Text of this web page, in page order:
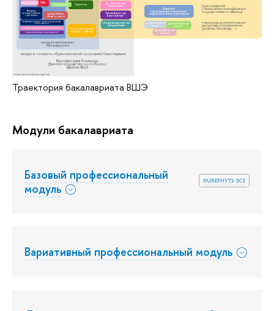
Траектория бакалавриата ВШЭ
Модули бакалавриата
развернуть все
Базовый профессиональный
модуль
Вариативный профессиональный модуль